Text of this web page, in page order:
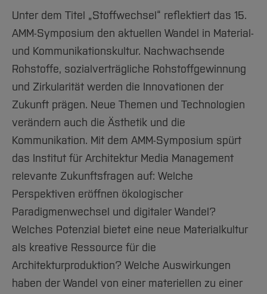
Arbeiten im FB G
International
Team
Service
Studieninteressierte
Aktuelles
Studium
Fachgruppen
Forschung und Entwicklung
International
Team
Service
BO Shop
Familiengerechte Hochschule
Gleichstellung
Diskriminierungsfreie Hochschule
Vertretungen
Wahlen
Hochschulbibliothek
Hochschulkommunikation
International Office
Medienzentrum
qed-Stiftung
Zentrale Studienberatung
Unter dem Titel „Stoffwechsel“ reflektiert das 15.
AMM-Symposium den aktuellen Wandel in Material-
und Kommunikationskultur. Nachwachsende
Rohstoffe, sozialverträgliche Rohstoffgewinnung
und Zirkularität werden die Innovationen der
Zukunft prägen. Neue Themen und Technologien
verändern auch die Ästhetik und die
Kommunikation. Mit dem AMM-Symposium spürt
das Institut für Architektur Media Management
relevante Zukunftsfragen auf: Welche
Perspektiven eröffnen ökologischer
Paradigmenwechsel und digitaler Wandel?
Welches Potenzial bietet eine neue Materialkultur
als kreative Ressource für die
Architekturproduktion? Welche Auswirkungen
haben der Wandel von einer materiellen zu einer